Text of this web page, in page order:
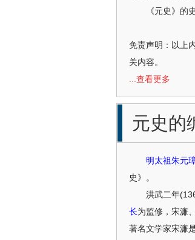
《元史》的史
免责声明：以上
关内容。
...查看更多
元史的
明太祖朱元
史》。
洪武二年
长为监修，宋濂
著名文学家宋濂